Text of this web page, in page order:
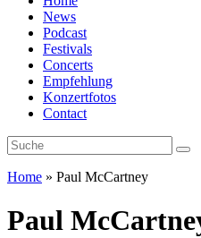
News
Podcast
Festivals
Concerts
Empfehlung
Konzertfotos
Contact
Home » Paul McCartney
Paul